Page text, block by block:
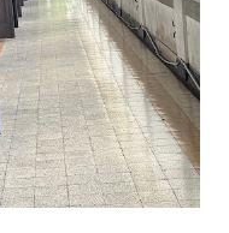
Alfa Mitramart Utama. 2.
bermula saat pertama
pada tanggal tersebut,
yaitu Djok...